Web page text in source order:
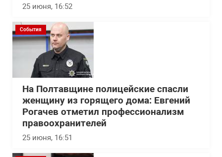
25 июня, 16:52
События
На Полтавщине полицейские спасли
женщину из горящего дома: Евгений
Рогачев отметил профессионализм
правоохранителей
25 июня, 16:51